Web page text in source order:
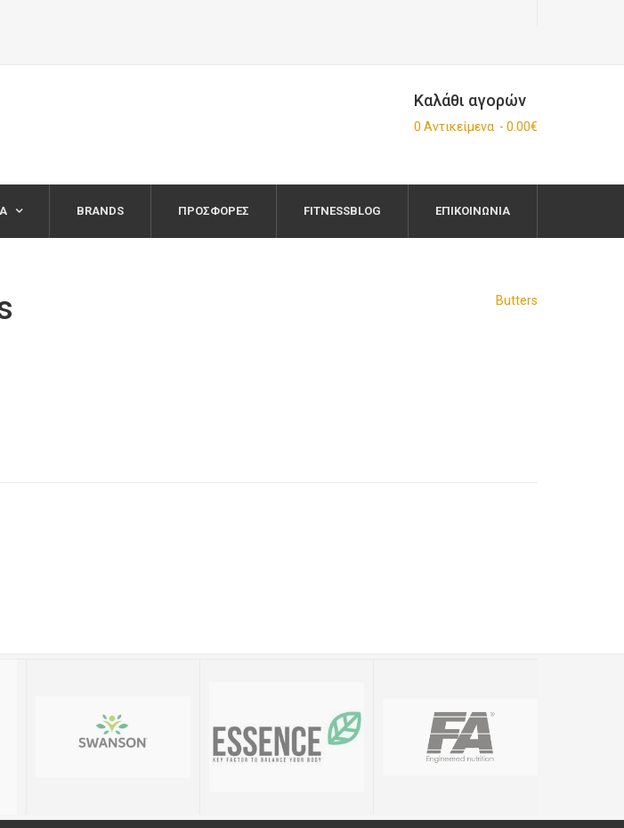
Καλάθι αγορών
0 Αντικείμενα - 0.00€
BRANDS ΠΡΟΣΦΟΡΈΣ FITNESSBLOG ΕΠΙΚΟΙΝΩΝΊΑ
Butters